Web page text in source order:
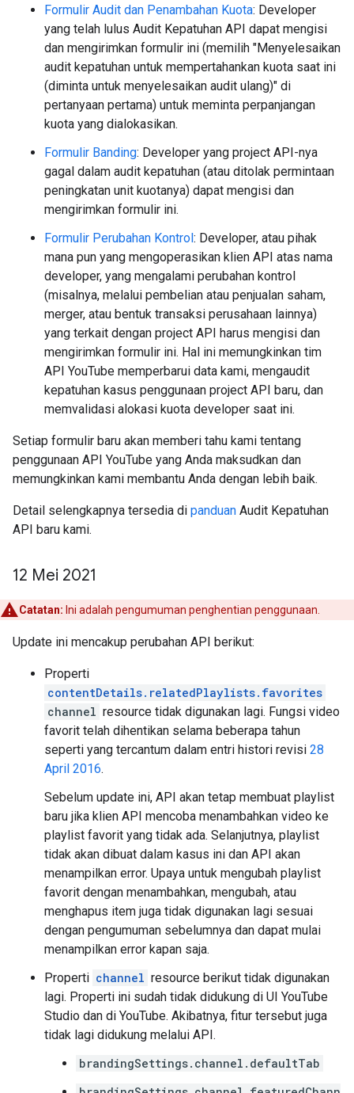
Formulir Audit dan Penambahan Kuota: Developer
yang telah lulus Audit Kepatuhan API dapat mengisi
dan mengirimkan formulir ini (memilih "Menyelesaikan
audit kepatuhan untuk mempertahankan kuota saat ini
(diminta untuk menyelesaikan audit ulang)" di
pertanyaan pertama) untuk meminta perpanjangan
kuota yang dialokasikan.
Formulir Banding: Developer yang project API-nya
gagal dalam audit kepatuhan (atau ditolak permintaan
peningkatan unit kuotanya) dapat mengisi dan
mengirimkan formulir ini.
Formulir Perubahan Kontrol: Developer, atau pihak
mana pun yang mengoperasikan klien API atas nama
developer, yang mengalami perubahan kontrol
(misalnya, melalui pembelian atau penjualan saham,
merger, atau bentuk transaksi perusahaan lainnya)
yang terkait dengan project API harus mengisi dan
mengirimkan formulir ini. Hal ini memungkinkan tim
API YouTube memperbarui data kami, mengaudit
kepatuhan kasus penggunaan project API baru, dan
memvalidasi alokasi kuota developer saat ini.
Setiap formulir baru akan memberi tahu kami tentang
penggunaan API YouTube yang Anda maksudkan dan
memungkinkan kami membantu Anda dengan lebih baik.
Detail selengkapnya tersedia di panduan Audit Kepatuhan
API baru kami.
12 Mei 2021
Catatan: Ini adalah pengumuman penghentian penggunaan.
Update ini mencakup perubahan API berikut:
Properti
contentDetails.relatedPlaylists.favorites
channel resource tidak digunakan lagi. Fungsi video
favorit telah dihentikan selama beberapa tahun
seperti yang tercantum dalam entri histori revisi 28
April 2016.
Sebelum update ini, API akan tetap membuat playlist
baru jika klien API mencoba menambahkan video ke
playlist favorit yang tidak ada. Selanjutnya, playlist
tidak akan dibuat dalam kasus ini dan API akan
menampilkan error. Upaya untuk mengubah playlist
favorit dengan menambahkan, mengubah, atau
menghapus item juga tidak digunakan lagi sesuai
dengan pengumuman sebelumnya dan dapat mulai
menampilkan error kapan saja.
Properti channel resource berikut tidak digunakan
lagi. Properti ini sudah tidak didukung di UI YouTube
Studio dan di YouTube. Akibatnya, fitur tersebut juga
tidak lagi didukung melalui API.
brandingSettings.channel.defaultTab